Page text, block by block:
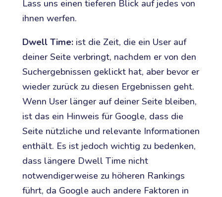
Lass uns einen tieferen Blick auf jedes von
ihnen werfen.
Dwell Time:ist die Zeit, die ein User auf
deiner Seite verbringt, nachdem er von den
Suchergebnissen geklickt hat, aber bevor er
wieder zurück zu diesen Ergebnissen geht.
Wenn User länger auf deiner Seite bleiben,
ist das ein Hinweis für Google, dass die
Seite nützliche und relevante Informationen
enthält. Es ist jedoch wichtig zu bedenken,
dass längere Dwell Time nicht
notwendigerweise zu höheren Rankings
führt, da Google auch andere Faktoren in